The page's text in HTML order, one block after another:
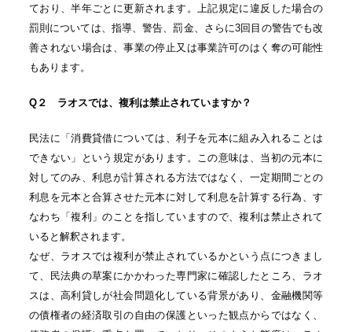
ており、半年ごとに更新されます。上記規定に違反した場合の
罰則については、指導、警告、罰金、さらに3回目の警告でも改
善されない場合は、事業の停止又は事業許可のはく奪の可能性
もあります。
Q２ ラオスでは、複利は禁止されていますか？
民法に「消費貸借については、利子を元本に組み入れることは
できない」という規定があります。この意味は、当初の元本に
対してのみ、利息が計算される方法ではなく、一定期間ごとの
利息を元本と合算させた元本に対して利息を計算する行為、す
なわち「複利」のことを指していますので、複利は禁止されて
いると解釈されます。
なぜ、ラオスでは複利が禁止されているかという点につきまし
て、民法典の草案にかかわった専門家に確認したところ、ラオ
スは、高利貸しが社会問題化している背景があり、金融機関等
の債権者の経済取引の自由の保護といった観点からではなく、